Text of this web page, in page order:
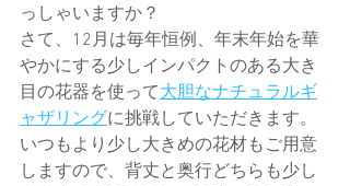
っしゃいますか？
さて、12月は毎年恒例、年末年始を華
やかにする少しインパクトのある大き
目の花器を使って大胆なナチュラルギ
ャザリングに挑戦していただきます。
いつもより少し大きめの花材もご用意
しますので、背丈と奥行どちらも少し